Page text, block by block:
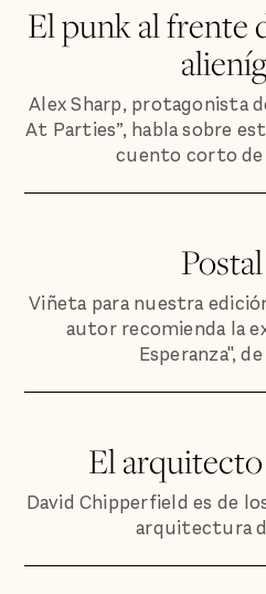
El punk al frente
Alex Sharp, protagonista
At Parties”, habla sobre
cuento corto de
Viñeta para nuestra
autor recomienda la
Esperanza",
El
David Chipperfield es de
arquitectura